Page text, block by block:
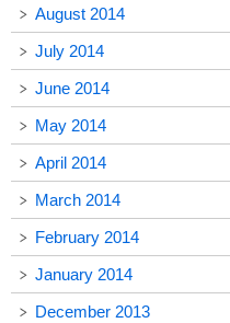
August 2014
July 2014
June 2014
May 2014
April 2014
March 2014
February 2014
January 2014
December 2013